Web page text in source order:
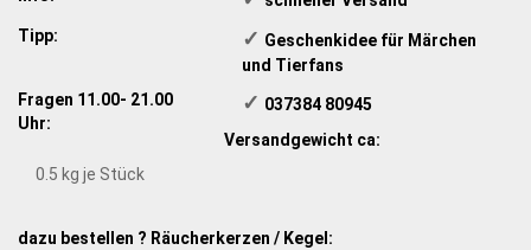
Tipp:
✓ ​Geschenkidee für Märchen
und Tierfans
Fragen 11.00- 21.00
Uhr:
✓ ​ 037384 80945
Versandgewicht ca:
0.5 kg je Stück
dazu bestellen ? Räucherkerzen / Kegel: